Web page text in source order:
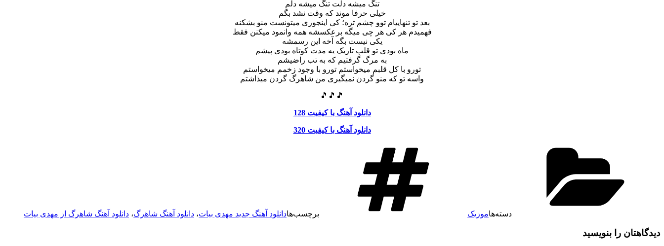
تنگ میشه دلت تنگ میشه دلم
خیلی حرفا موند که وقت نشد بگم
بعد تو تنهاییام توو چشم تره؛ کی اینجوری میتونست منو بشکنه
فهميدم هر کی هر چی میگه برعکسشه همه وانمود میکنن فقط
یکی نیست بگه آخه این رسمشه
ماه بودی تو قلب تاریک یه مدت کوتاه بودی پیشم
به مرگ گرفتیم که به تب راضیشم
تورو با کل قلبم میخواستم تورو با وجود زخمم میخواستم
واسه تو که منو گردن نمیگیری من شاهرگ گردن میذاشتم
🎵🎵🎵
دانلود آهنگ با کیفیت 128
دانلود آهنگ با کیفیت 320
دسته‌هاموزیک برچسب‌هادانلود آهنگ جدید مهدی بیات، دانلود آهنگ شاهرگ، دانلود آهنگ شاهرگ از مهدی بیات
دیدگاهتان را بنویسید